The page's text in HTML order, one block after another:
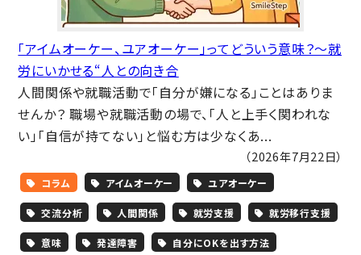
「アイムオーケー、ユアオーケー」ってどういう意味？～就
労にいかせる“人との向き合
人間関係や就職活動で「自分が嫌になる」ことはありま
せんか？ 職場や就職活動の場で、「人と上手く関われな
い」「自信が持てない」と悩む方は少なくあ...
（2026年7月22日）
コラム アイムオーケー ユアオーケー
交流分析 人間関係 就労支援 就労移行支援
意味 発達障害 自分にOKを出す方法